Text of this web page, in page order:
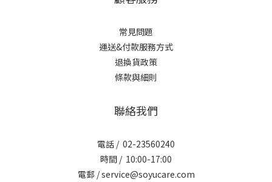
常見問題
運送&付款服務方式
退換貨政策
條款與細則
聯絡我們
電話 / 02-23560240
時間 / 10:00-17:00
電郵 / service@soyucare.com